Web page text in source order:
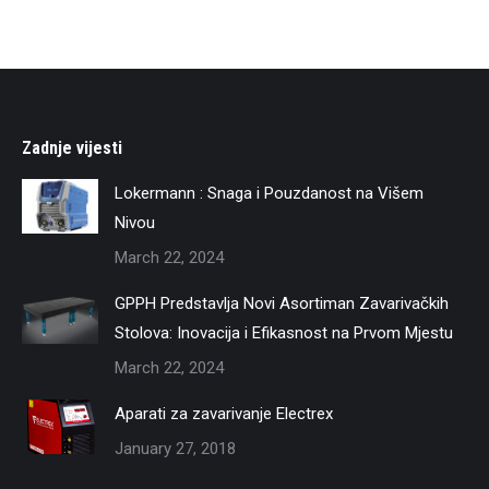
Zadnje vijesti
Lokermann : Snaga i Pouzdanost na Višem
Nivou
March 22, 2024
GPPH Predstavlja Novi Asortiman Zavarivačkih
Stolova: Inovacija i Efikasnost na Prvom Mjestu
March 22, 2024
Aparati za zavarivanje Electrex
January 27, 2018